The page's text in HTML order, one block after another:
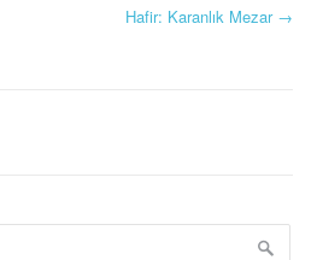
Hafir: Karanlık Mezar →